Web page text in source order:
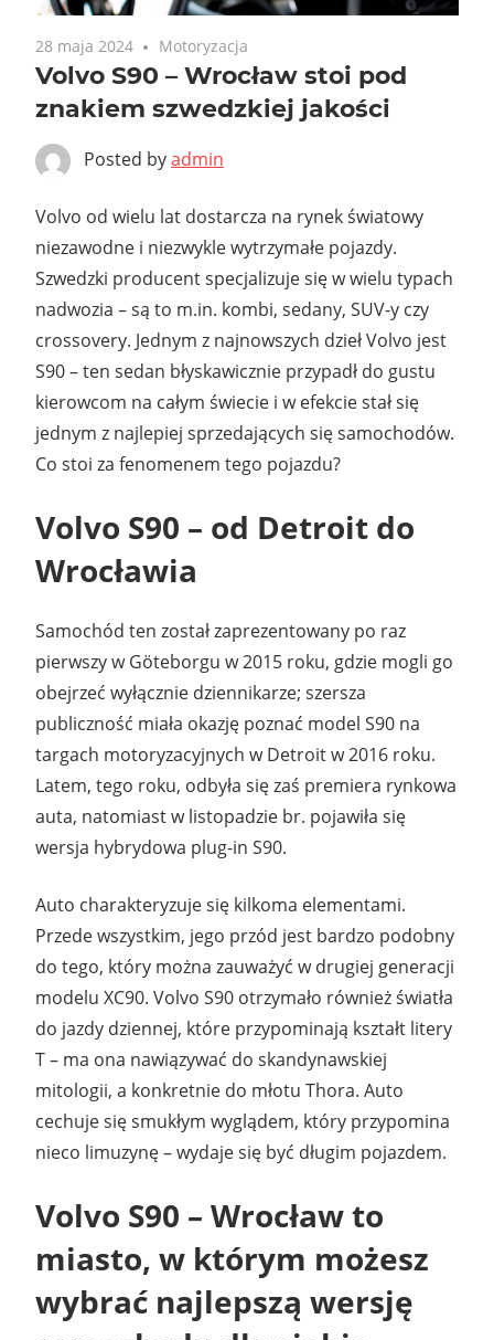
28 maja 2024 Motoryzacja
Volvo S90 – Wrocław stoi pod
znakiem szwedzkiej jakości
Posted byadmin
Volvo od wielu lat dostarcza na rynek światowy
niezawodne i niezwykle wytrzymałe pojazdy.
Szwedzki producent specjalizuje się w wielu typach
nadwozia – są to m.in. kombi, sedany, SUV-y czy
crossovery. Jednym z najnowszych dzieł Volvo jest
S90 – ten sedan błyskawicznie przypadł do gustu
kierowcom na całym świecie i w efekcie stał się
jednym z najlepiej sprzedających się samochodów.
Co stoi za fenomenem tego pojazdu?
Volvo S90 – od Detroit do
Wrocławia
Samochód ten został zaprezentowany po raz
pierwszy w Göteborgu w 2015 roku, gdzie mogli go
obejrzeć wyłącznie dziennikarze; szersza
publiczność miała okazję poznać model S90 na
targach motoryzacyjnych w Detroit w 2016 roku.
Latem, tego roku, odbyła się zaś premiera rynkowa
auta, natomiast w listopadzie br. pojawiła się
wersja hybrydowa plug-in S90.
Auto charakteryzuje się kilkoma elementami.
Przede wszystkim, jego przód jest bardzo podobny
do tego, który można zauważyć w drugiej generacji
modelu XC90. Volvo S90 otrzymało również światła
do jazdy dziennej, które przypominają kształt litery
T – ma ona nawiązywać do skandynawskiej
mitologii, a konkretnie do młotu Thora. Auto
cechuje się smukłym wyglądem, który przypomina
nieco limuzynę – wydaje się być długim pojazdem.
Volvo S90 – Wrocławto
miasto, w którym możesz
wybrać najlepszą wersję